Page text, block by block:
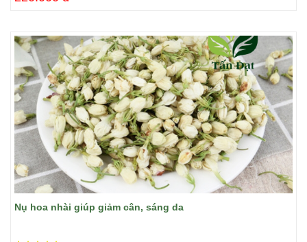
Nụ hoa nhài giúp giảm cân, sáng da